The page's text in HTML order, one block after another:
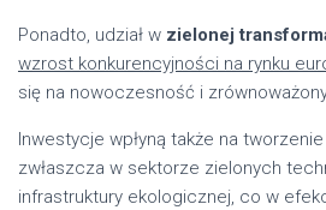
Ponadto, udział w zielonej
wzrost konkurencyjności na rynku
się na nowoczesność i
Inwestycje wpłyną także na
zwłaszcza w sektorze zielonych
infrastruktury ekologicznej, co w